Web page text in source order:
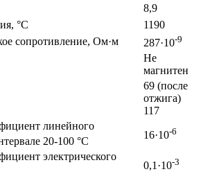
8,9
°С
1190
сопротивление, Ом·м
287·10-9
Не
магнитен
69 (после
отжига)
117
линейного
20-100 °С
16·10-6
электрического
0,1·10-3